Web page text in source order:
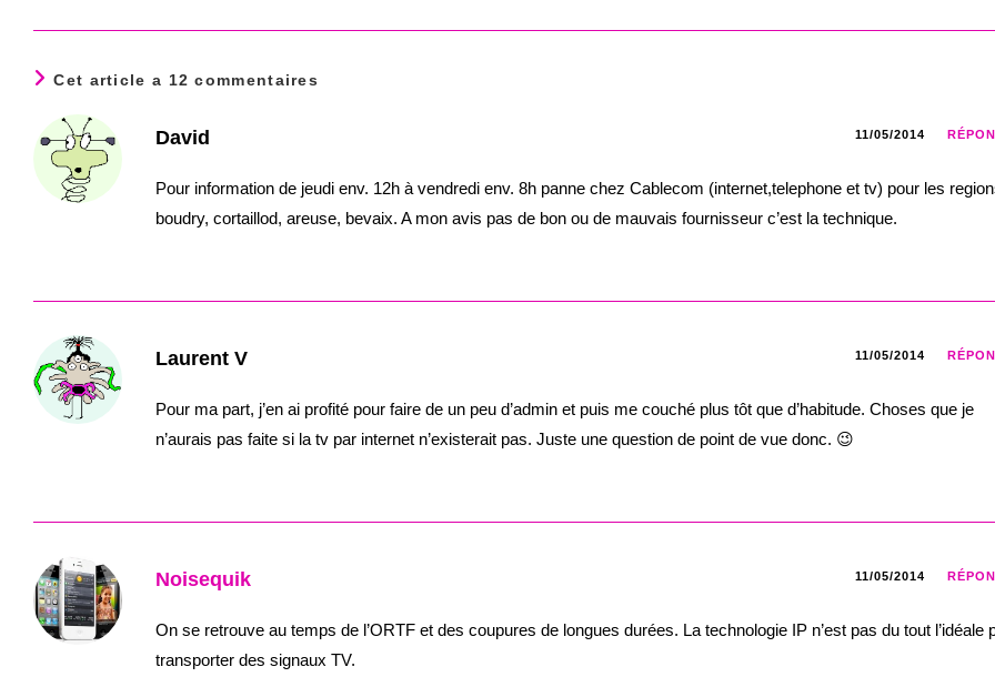
Cet article a 12 commentaires
David 11/05/2014
Pour information de jeudi env. 12h à vendredi env. 8h panne chez Cablecom (internet,telephone et tv) pour les
boudry, cortaillod, areuse, bevaix. A mon avis pas de bon ou de mauvais fournisseur c’est la technique.
Laurent V 11/05/2014
Pour ma part, j’en ai profité pour faire de un peu d’admin et puis me couché plus tôt que d’habitude. Choses que je
n’aurais pas faite si la tv par internet n’existerait pas. Juste une question de point de vue donc. 😉
Noisequik 11/05/2014
On se retrouve au temps de l’ORTF et des coupures de longues durées. La technologie IP n’est pas du tout l’idéale
transporter des signaux TV.